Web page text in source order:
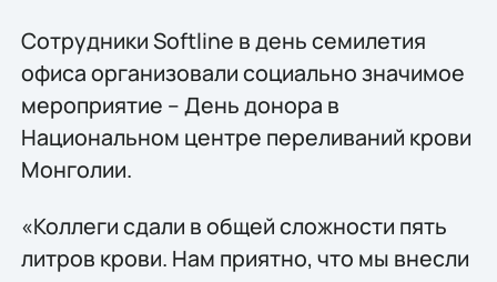
Сотрудники Softline в день семилетия
офиса организовали социально значимое
мероприятие – День донора в
Национальном центре переливаний крови
Монголии.
«Коллеги сдали в общей сложности пять
литров крови. Нам приятно, что мы внесли